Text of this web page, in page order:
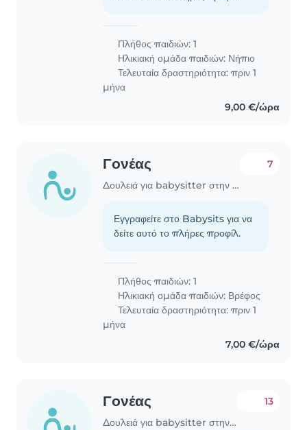
Πλήθος παιδιών: 1
Ηλικιακή ομάδα παιδιών: Νήπιο
Τελευταία δραστηριότητα: πριν 1
μήνα
9,00 €/ώρα
Γονέας
Δουλειά για babysitter στην περιοχή Χαλάνδρι
7
Εγγραφείτε στο Babysits για να
δείτε αυτό το πλήρες προφίλ.
Πλήθος παιδιών: 1
Ηλικιακή ομάδα παιδιών: Βρέφος
Τελευταία δραστηριότητα: πριν 1
μήνα
7,00 €/ώρα
Γονέας
Δουλειά για babysitter στην περιοχή Χαλάνδρι
13